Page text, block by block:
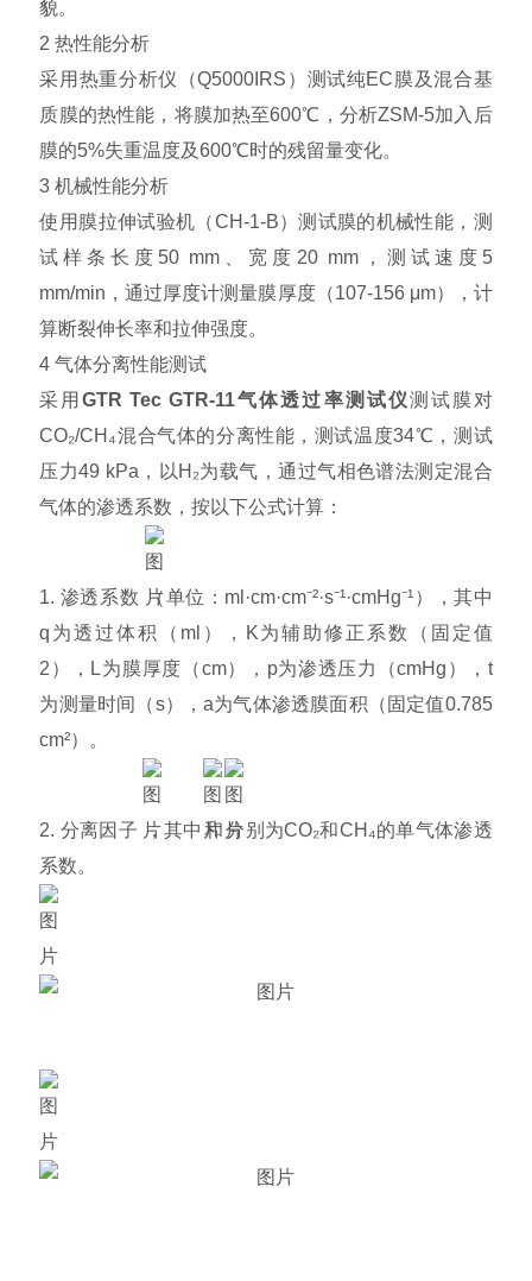
貌。
2 热性能分析
采用热重分析仪（Q5000IRS）测试纯EC膜及混合基
质膜的热性能，将膜加热至600℃，分析ZSM-5加入后
膜的5%失重温度及600℃时的残留量变化。
3 机械性能分析
使用膜拉伸试验机（CH-1-B）测试膜的机械性能，测
试样条长度50 mm、宽度20 mm，测试速度5
mm/min，通过厚度计测量膜厚度（107-156 μm），计
算断裂伸长率和拉伸强度。
4 气体分离性能测试
采用GTR Tec GTR-11气体透过率测试仪测试膜对
CO₂/CH₄混合气体的分离性能，测试温度34℃，测试
压力49 kPa，以H₂为载气，通过气相色谱法测定混合
气体的渗透系数，按以下公式计算：
1. 渗透系数 （单位：ml·cm·cm⁻²·s⁻¹·cmHg⁻¹），其中
q为透过体积（ml），K为辅助修正系数（固定值
2），L为膜厚度（cm），p为渗透压力（cmHg），t
为测量时间（s），a为气体渗透膜面积（固定值0.785
cm²）。
2. 分离因子 ，其中 和分别为CO₂和CH₄的单气体渗透
系数。